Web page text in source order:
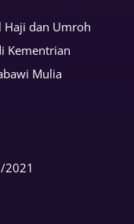
Haji dan Umroh
Kementrian
Mulia
/2021